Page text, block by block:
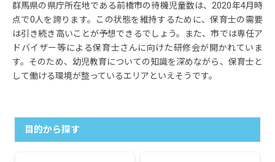
群馬県の県庁所在地である前橋市の待機児童数は、2020年4月時
点で0人を誇ります。この状態を維持するために、保育士の需要
は引き続き高いことが予想できるでしょう。また、市では専任ア
ドバイザー等による保育士さんに向けた研修会が開かれていま
す。そのため、幼児教育についての知識を深めながら、保育士と
して働ける環境が整っているエリアといえそうです。
目的から探す